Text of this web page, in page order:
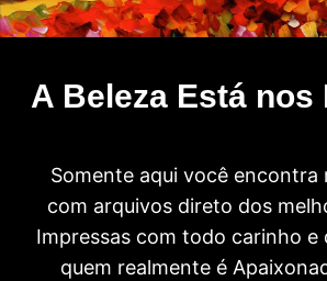
A Beleza Está nos
Somente aqui você encontra
com arquivos direto dos
Impressas com todo carinho e
quem realmente é